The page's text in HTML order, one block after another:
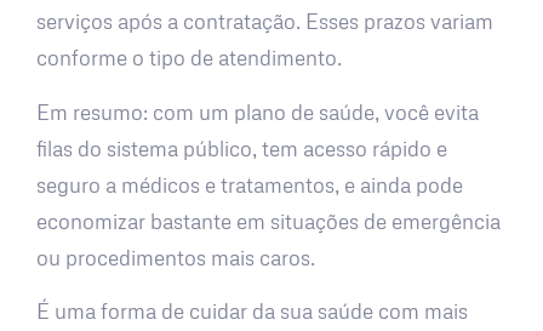
serviços após a contratação. Esses prazos variam
conforme o tipo de atendimento.
Em resumo: com um plano de saúde, você evita
filas do sistema público, tem acesso rápido e
seguro a médicos e tratamentos, e ainda pode
economizar bastante em situações de emergência
ou procedimentos mais caros.
É uma forma de cuidar da sua saúde com mais